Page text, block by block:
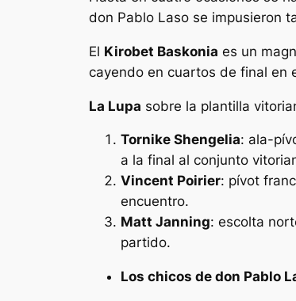
don Pablo Laso se impusieron
El Kirobet Baskonia es un
cayendo en cuartos de final en
La Lupa sobre la plantilla
Tornike Shengelia: ala-
a la final al conjunto
Vincent Poirier: pívot
encuentro.
Matt Janning: escolta
partido.
Los chicos de don Pablo